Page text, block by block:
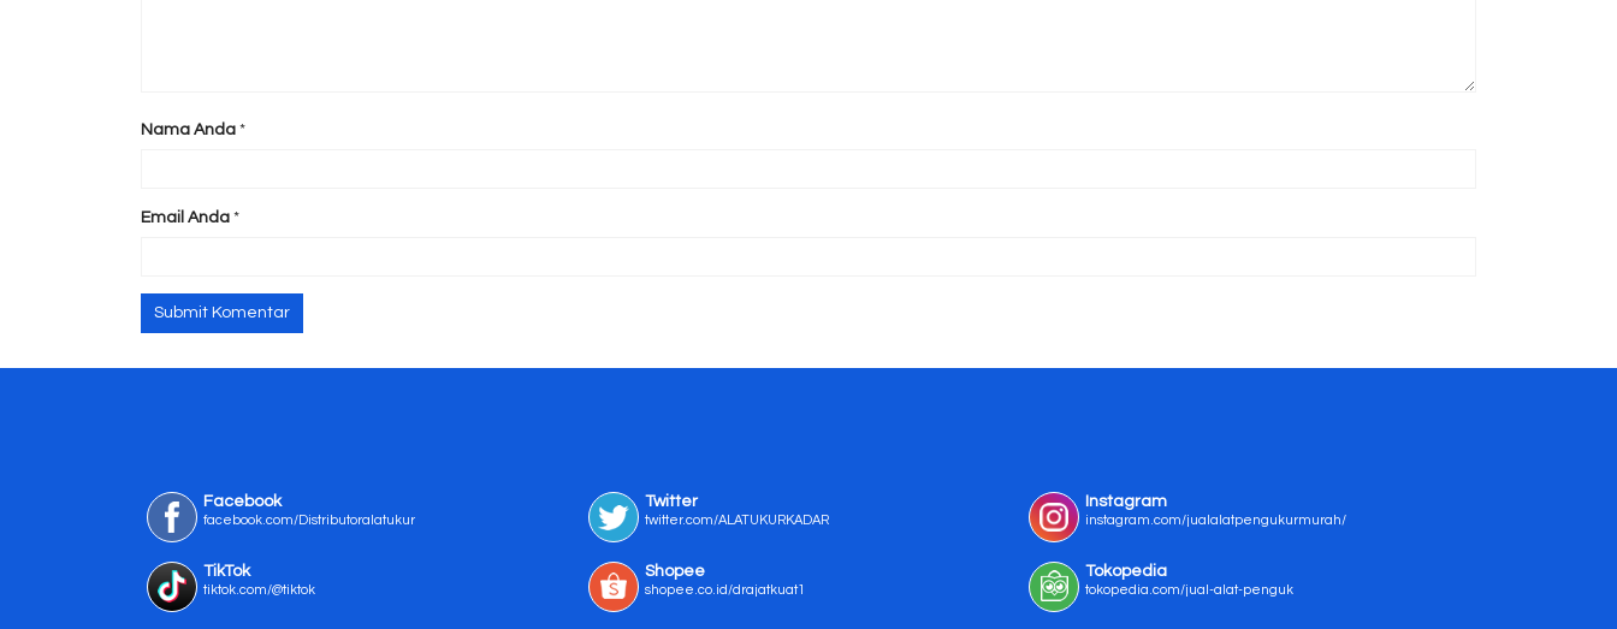
Nama Anda *
Email Anda *
Facebook
facebook.com/Distributoralatukur
Twitter
twitter.com/ALATUKURKADAR
Instagram
instagram.com/jualalatpengukurmurah/
TikTok
tiktok.com/@tiktok
Shopee
shopee.co.id/drajatkuat1
Tokopedia
tokopedia.com/jual-alat-penguk